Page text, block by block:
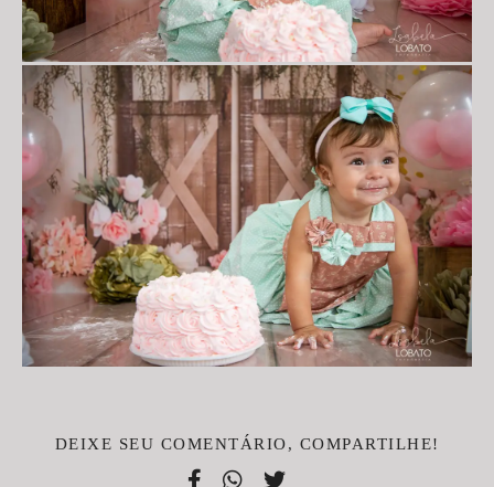
DEIXE SEU COMENTÁRIO, COMPARTILHE!